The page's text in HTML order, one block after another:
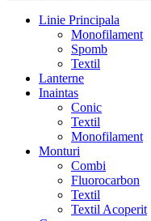
Linie Principala
Monofilament
Spomb
Textil
Lanterne
Inaintas
Conic
Textil
Monofilament
Monturi
Combi
Fluorocarbon
Textil
Textil Acoperit